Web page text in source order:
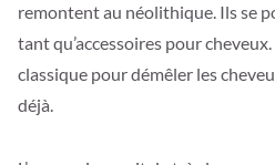
remontent au néolithique. Ils se
tant qu’accessoires pour
classique pour démêler les
déjà.